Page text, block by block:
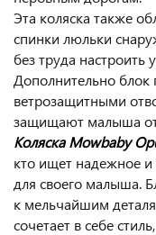
Эта коляска также
спинки люльки
без труда настроить
Дополнительно блок
ветрозащитными
защищают малыша от
Коляска Mowbaby
кто ищет надежное
для своего малыша.
к мельчайшим
сочетает в себе